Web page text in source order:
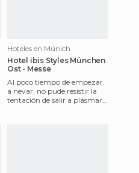
Hoteles en Múnich
Hotel ibis Styles München
Ost - Messe
Al poco tiempo de empezar
a nevar, no pude resistir la
tentación de salir a plasmar